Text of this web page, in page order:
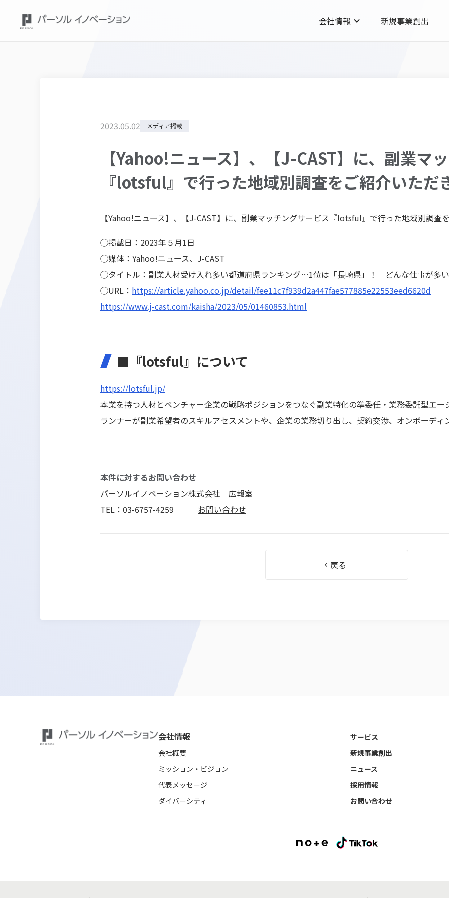
会社情報 新規事業創出
2023.05.02 メディア掲載
【Yahoo!ニュース】、【J-CAST】に、副業マ
『lotsful』で行った地域別調査をご紹介いただ
【Yahoo!ニュース】、【J-CAST】に、副業マッチングサービス『lotsful』で行った地域別調査
◯掲載日：2023年５月1日
◯媒体：Yahoo!ニュース、J-CAST
◯タイトル：副業人材受け入れ多い都道府県ランキング…1位は「長崎県」！ どんな仕事が多
◯URL： https://article.yahoo.co.jp/detail/fee11c7f939d2a447fae577885e22553eed6620d
https://www.j-cast.com/kaisha/2023/05/01460853.html
■『lotsful』について
https://lotsful.jp/
本業を持つ人材とベンチャー企業の戦略ポジションをつなぐ副業特化の準委任・業務委託型エ
ランナーが副業希望者のスキルアセスメントや、企業の業務切り出し、契約交渉、オンボーデ
本件に対するお問い合わせ
パーソルイノベーション株式会社 広報室
TEL：03-6757-4259 ｜ お問い合わせ
戻る
会社情報
会社概要
ミッション・ビジョン
代表メッセージ
ダイバーシティ
サービス
新規事業創出
ニュース
採用情報
お問い合わせ